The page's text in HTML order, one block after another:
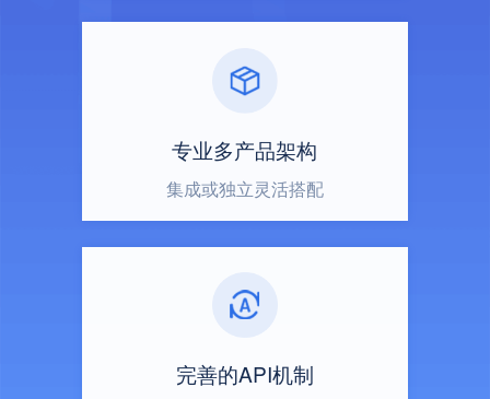
专业多产品架构
集成或独立灵活搭配
完善的API机制